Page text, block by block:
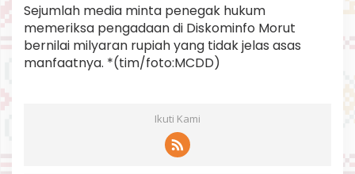
Sejumlah media minta penegak hukum
memeriksa pengadaan di Diskominfo Morut
bernilai milyaran rupiah yang tidak jelas asas
manfaatnya. *(tim/foto:MCDD)
Ikuti Kami